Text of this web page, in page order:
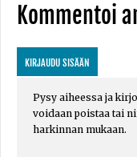
Kommentoi
KIRJAUDU SISÄÄN
Pysy aiheessa ja
voidaan poistaa tai
harkinnan mukaan.